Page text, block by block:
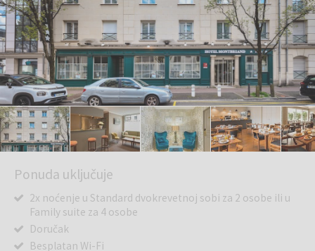
Ponuda uključuje
2x noćenje u Standard dvokrevetnoj sobi za 2 osobe ili u
Family suite za 4 osobe
Doručak
Besplatan Wi-Fi